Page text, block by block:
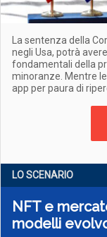
La sentenza della
negli Usa, potrà
fondamentali della
minoranze. Mentre
app per paura di
LO SCENARIO
NFT e
modelli